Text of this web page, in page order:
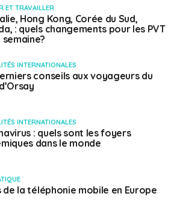
ET TRAVAILLER
Hong Kong, Corée du Sud,
: quels changements pour les PVT
INTERNATIONALES
conseils aux voyageurs du
INTERNATIONALES
: quels sont les foyers
dans le monde
de la téléphonie mobile en Europe